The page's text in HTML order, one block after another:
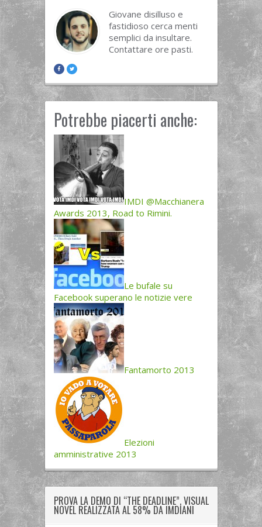
Giovane disilluso e
fastidioso cerca menti
semplici da insultare.
Contattare ore pasti.
Potrebbe piacerti anche:
IMDI @Macchianera
Awards 2013, Road to Rimini.
Le bufale su
Facebook superano le notizie vere
Fantamorto 2013
Elezioni
amministrative 2013
PROVA LA DEMO DI “THE DEADLINE”, VISUAL
NOVEL REALIZZATA AL 58% DA IMDIANI